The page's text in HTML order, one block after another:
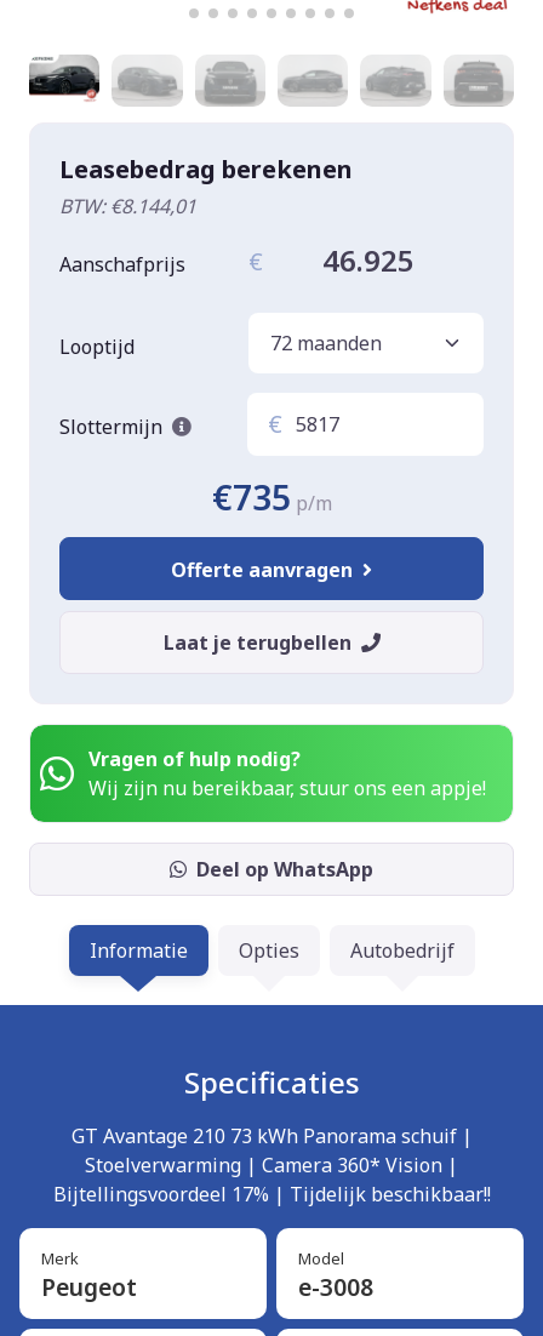
Leasebedrag berekenen
BTW: €8.144,01
Aanschafprijs € 46.925
Looptijd
Slottermijn €
€735 p/m
Offerte aanvragen
Laat je terugbellen
Vragen of hulp nodig?
Wij zijn nu bereikbaar, stuur ons een appje!
Deel op WhatsApp
Informatie Opties Autobedrijf
Specificaties
GT Avantage 210 73 kWh Panorama schuif |
Stoelverwarming | Camera 360* Vision |
Bijtellingsvoordeel 17% | Tijdelijk beschikbaar!!
Merk
Peugeot
Model
e-3008